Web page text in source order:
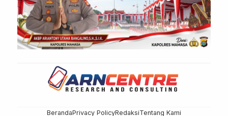
BerandaPrivacy PolicyRedaksiTentang Kami